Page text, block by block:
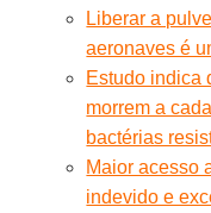
Liberar a
aeronaves é
Estudo indica
morrem a
bactérias
Maior acesso
indevido e